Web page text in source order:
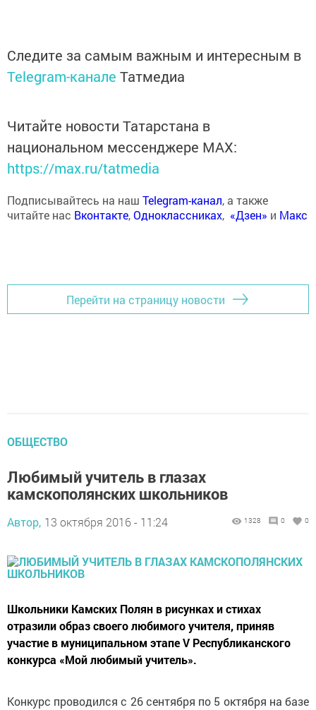
Следите за самым важным и интересным в
Telegram-канале Татмедиа
Читайте новости Татарстана в
национальном мессенджере MАХ:
https://max.ru/tatmedia
Подписывайтесь на наш Telegram-канал, а также
читайте нас Вконтакте,Одноклассниках, «Дзен» и Макс
Перейти на страницу новости
ОБЩЕСТВО
Любимый учитель в глазах
камскополянских школьников
Автор, 13 октября 2016 - 11:24 1328 0 0
Школьники Камских Полян в рисунках и стихах
отразили образ своего любимого учителя, приняв
участие в муниципальном этапе V Республиканского
конкурса «Мой любимый учитель».
Конкурс проводился с 26 сентября по 5 октября на базе